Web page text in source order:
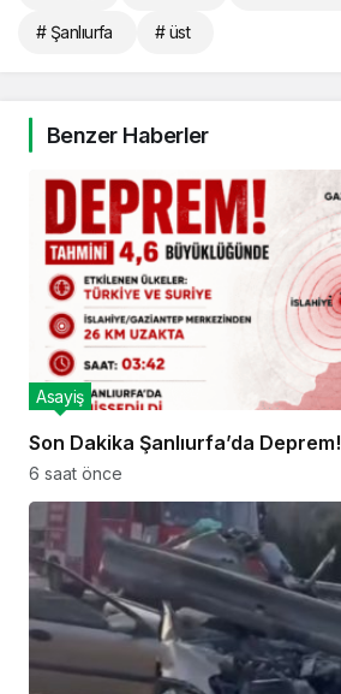
# Şanlıurfa # üst
Benzer Haberler
Son Dakika Şanlıurfa’da Deprem!
Asayiş
6 saat önce